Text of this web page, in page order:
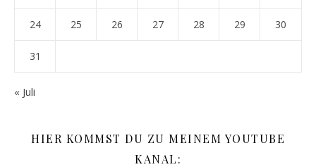
24 25 26 27 28 29 30
31
« Juli
HIER KOMMST DU ZU MEINEM YOUTUBE
KANAL: